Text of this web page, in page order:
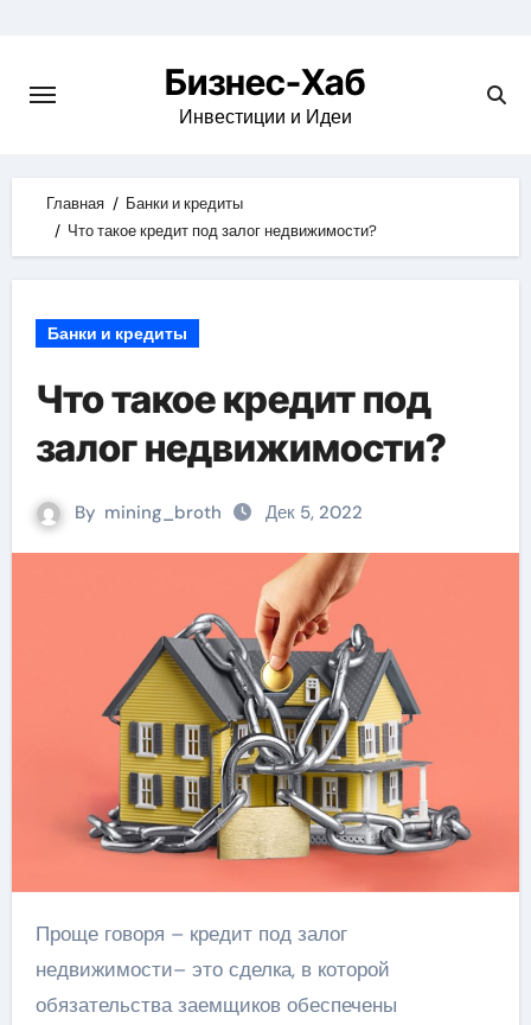
content
Бизнес-Хаб
Инвестиции и Идеи
Главная
Банки и кредиты
Что такое кредит под залог недвижимости?
Банки и кредиты
Что такое кредит под
залог недвижимости?
By mining_broth Дек 5, 2022
Проще говоря – кредит под залог
недвижимости– это сделка, в которой
обязательства заемщиков обеспечены